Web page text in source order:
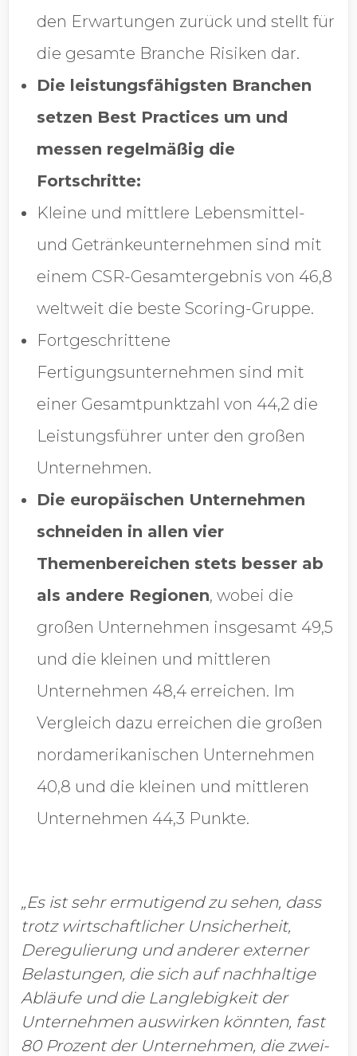
den Erwartungen zurück und stellt für
die gesamte Branche Risiken dar.
Die leistungsfähigsten Branchen
setzen Best Practices um und
messen regelmäßig die
Fortschritte:
Kleine und mittlere Lebensmittel-
und Getränkeunternehmen sind mit
einem CSR-Gesamtergebnis von 46,8
weltweit die beste Scoring-Gruppe.
Fortgeschrittene
Fertigungsunternehmen sind mit
einer Gesamtpunktzahl von 44,2 die
Leistungsführer unter den großen
Unternehmen.
Die europäischen Unternehmen
schneiden in allen vier
Themenbereichen stets besser ab
als andere Regionen, wobei die
großen Unternehmen insgesamt 49,5
und die kleinen und mittleren
Unternehmen 48,4 erreichen. Im
Vergleich dazu erreichen die großen
nordamerikanischen Unternehmen
40,8 und die kleinen und mittleren
Unternehmen 44,3 Punkte.
„Es ist sehr ermutigend zu sehen, dass
trotz wirtschaftlicher Unsicherheit,
Deregulierung und anderer externer
Belastungen, die sich auf nachhaltige
Abläufe und die Langlebigkeit der
Unternehmen auswirken könnten, fast
80 Prozent der Unternehmen, die zwei-